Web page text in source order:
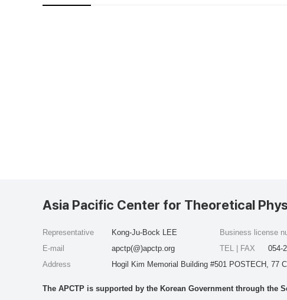
Asia Pacific Center for Theoretical
Representative
Kong-Ju-Bock LEE
E-mail
apctp(@)apctp.org
Address
Hogil Kim Memorial Building #501 POSTECH, 77
Business license
TEL | FAX
054-
The APCTP is supported by the Korean Government through